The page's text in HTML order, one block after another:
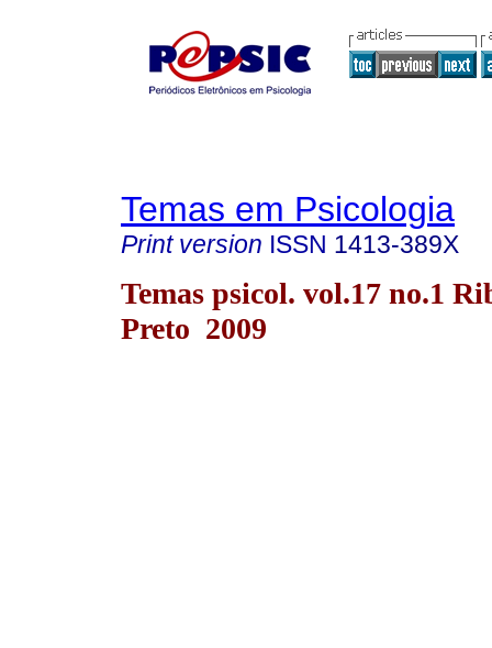
Temas em Psicologia
Print version ISSN 1413-389X
Temas psicol. vol.17 no.1
Preto 2009